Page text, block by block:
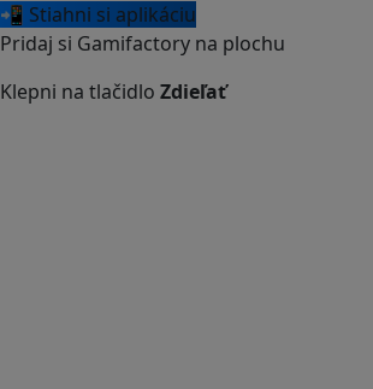
📲 Stiahni si aplikáciu
Pridaj si Gamifactory na plochu
Klepni na tlačidlo Zdieľať